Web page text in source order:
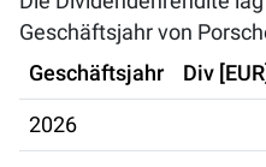
Geschäftsjahr von
Geschäftsjahr
Div [EUR]
2026